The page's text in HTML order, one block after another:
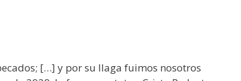
[…] y por su llaga fuimos nosotros